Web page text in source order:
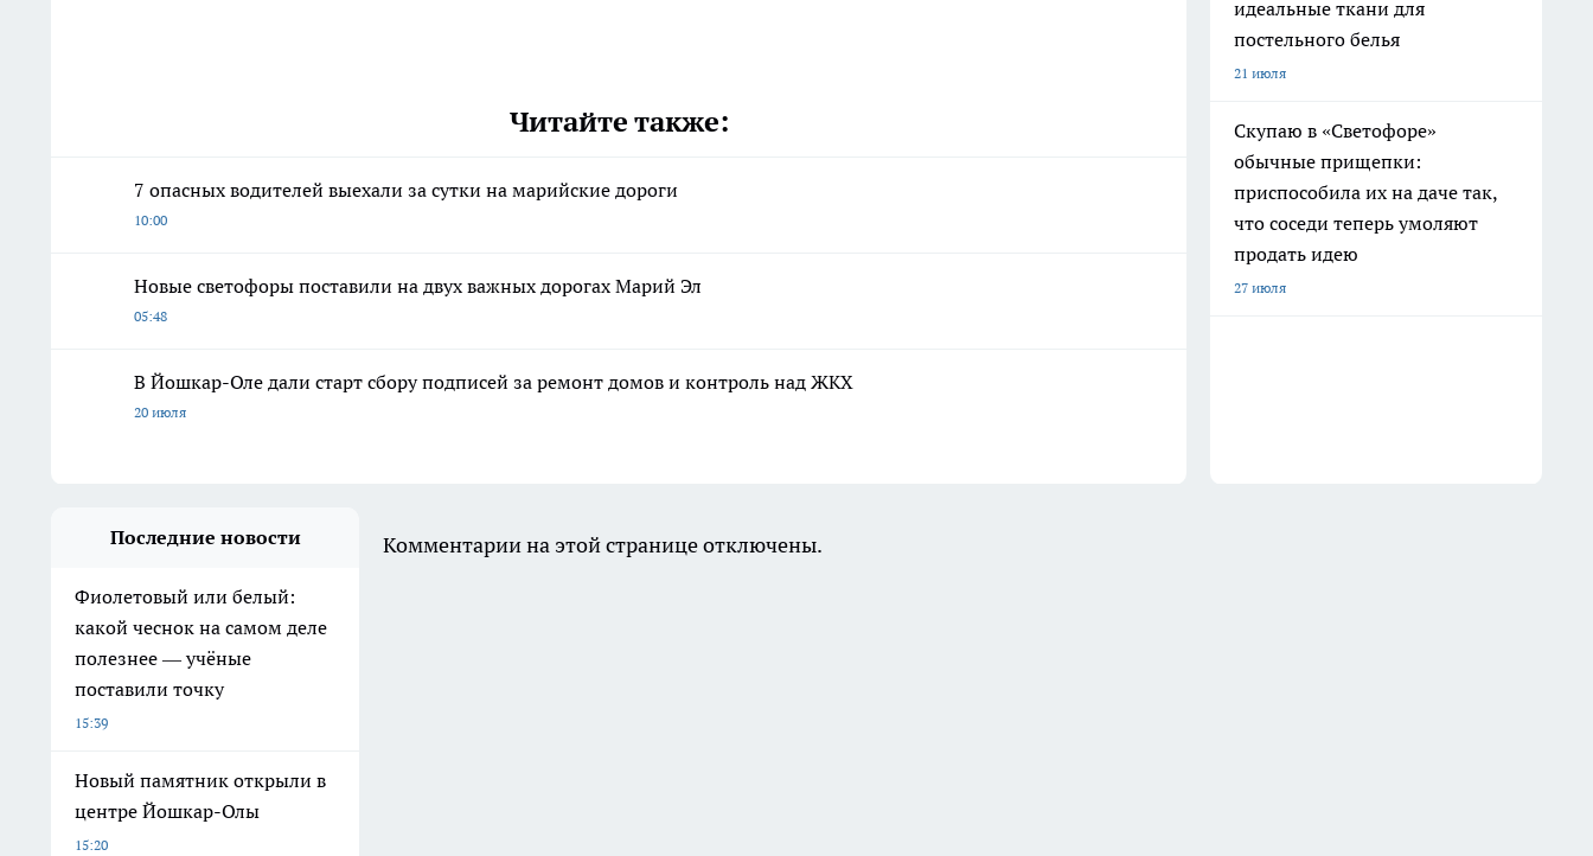
Читайте также:
7 опасных водителей выехали за сутки на марийские дороги
10:00
Новые светофоры поставили на двух важных дорогах Марий Эл
05:48
В Йошкар-Оле дали старт сбору подписей за ремонт домов и контроль над ЖКХ
20 июля
идеальные ткани для
постельного белья
21 июля
Скупаю в «Светофоре»
обычные прищепки:
приспособила их на даче так,
что соседи теперь умоляют
продать идею
27 июля
Последние новости
Фиолетовый или белый:
какой чеснок на самом деле
полезнее — учёные
поставили точку
15:39
Новый памятник открыли в
центре Йошкар-Олы
15:20
Комментарии на этой странице отключены.